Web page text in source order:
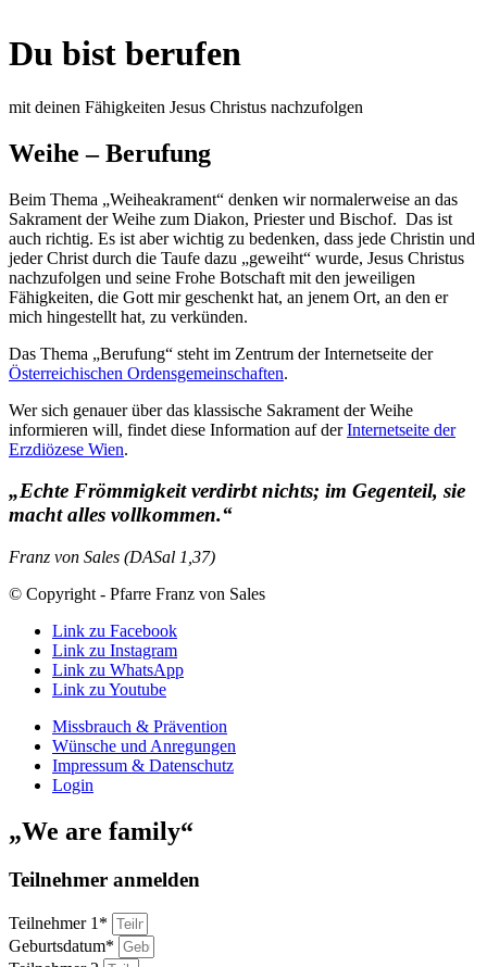
Du bist berufen
mit deinen Fähigkeiten Jesus Christus nachzufolgen
Weihe – Berufung
Beim Thema „Weiheakrament“ denken wir normalerweise an das
Sakrament der Weihe zum Diakon, Priester und Bischof. Das ist
auch richtig. Es ist aber wichtig zu bedenken, dass jede Christin und
jeder Christ durch die Taufe dazu „geweiht“ wurde, Jesus Christus
nachzufolgen und seine Frohe Botschaft mit den jeweiligen
Fähigkeiten, die Gott mir geschenkt hat, an jenem Ort, an den er
mich hingestellt hat, zu verkünden.
Das Thema „Berufung“ steht im Zentrum der Internetseite der
Österreichischen Ordensgemeinschaften.
Wer sich genauer über das klassische Sakrament der Weihe
informieren will, findet diese Information auf derInternetseite der
Erzdiözese Wien.
„Echte Frömmigkeit verdirbt nichts; im Gegenteil, sie
macht alles vollkommen.“
Franz von Sales (DASal 1,37)
© Copyright - Pfarre Franz von Sales
Link zu Facebook
Link zu Instagram
Link zu WhatsApp
Link zu Youtube
Missbrauch & Prävention
Wünsche und Anregungen
Impressum & Datenschutz
Login
„We are family“
Teilnehmer anmelden
Teilnehmer 1*
Geburtsdatum*